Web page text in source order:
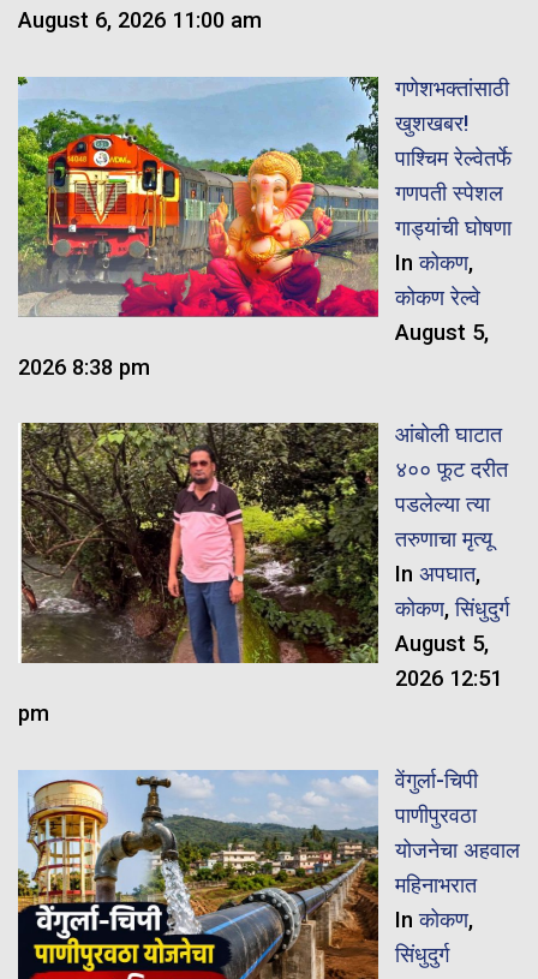
August 6, 2026 11:00 am
गणेशभक्तांसाठी
खुशखबर!
पाश्चिम रेल्वेतर्फे
गणपती स्पेशल
गाड्यांची घोषणा
Inकोकण,
कोकण रेल्वे
August 5,
2026 8:38 pm
आंबोली घाटात
४०० फूट दरीत
पडलेल्या त्या
तरुणाचा मृत्यू
In अपघात,
कोकण,सिंधुदुर्ग
August 5,
2026 12:51
pm
वेंगुर्ला-चिपी
पाणीपुरवठा
योजनेचा अहवाल
महिनाभरात
Inकोकण,
सिंधुदुर्ग